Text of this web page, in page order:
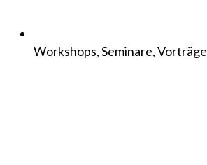
Workshops, Seminare, Vorträge